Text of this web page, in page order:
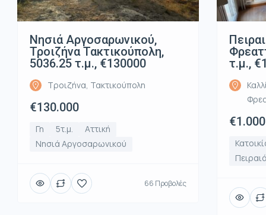
Νησιά Αργοσαρωνικού,
Τροιζήνα Τακτικούπολη,
5036.25 τ.μ., €130000
Τροιζήνα, Τακτικούπολη
€130.000
Γη 5τ.μ.
Αττική
Νησιά Αργοσαρωνικού
66 Προβολές
τ.μ.,
€1.000